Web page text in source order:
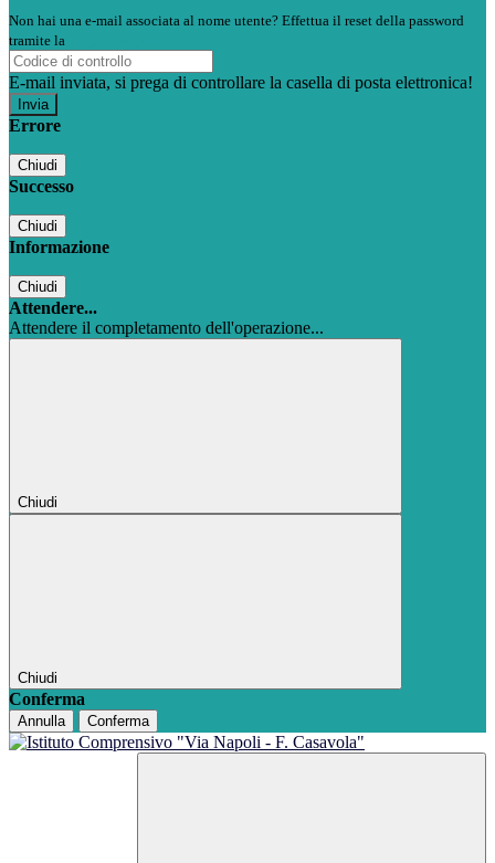
Non hai una e-mail associata al nome utente? Effettua il reset della password
tramite la
E-mail inviata, si prega di controllare la casella di posta elettronica!
Errore
Chiudi
Successo
Chiudi
Informazione
Chiudi
Attendere...
Attendere il completamento dell'operazione...
Chiudi
Chiudi
Conferma
Annulla Conferma